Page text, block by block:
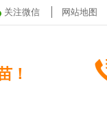
关注微信 网站地图
！